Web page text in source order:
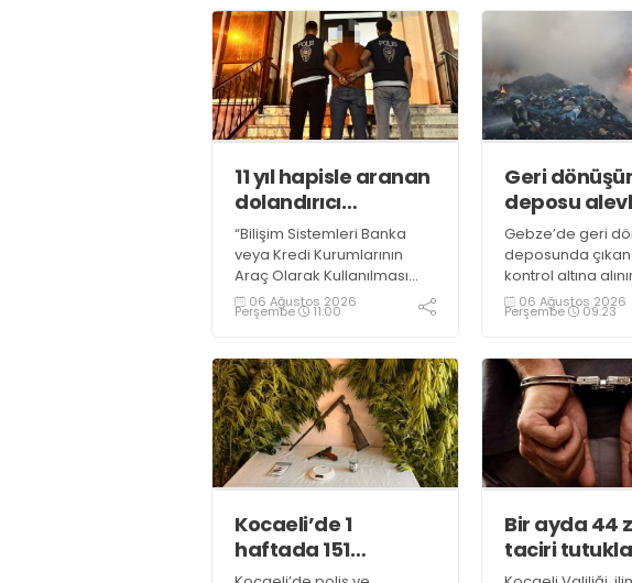
11 yıl hapisle aranan
dolandırıcı
yakalandı
“Bilişim Sistemleri Banka
veya Kredi Kurumlarının
Araç Olarak Kullanılması
Suretiyle Dolandırıcılık”
suçundan 11 yıl 3 ay
bulunan şahıs yakalandı
06 Ağustos 2026
Perşembe 11:00
Geri
deposu
teslim oldu
Gebze’de geri
deposunda çıkan
kontrol altına
duman sebebiyle
D100
06 Ağustos 2026
Perşembe 09:23
Kocaeli’de 1
haftada 151
uyuşturucu
Bir ayda 44
taciri